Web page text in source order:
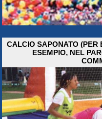
CALCIO SAPONATO (PER
ESEMPIO, NEL